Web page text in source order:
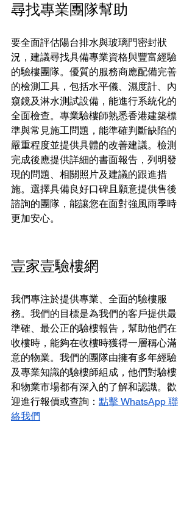
尋找專業團隊幫助
要全面評估陽台排水與玻璃門密封狀
況，建議尋找具備專業資格與豐富經驗
的驗樓團隊。優質的服務商應配備完善
的檢測工具，包括水平儀、濕度計、內
窺鏡及淋水測試設備，能進行系統化的
全面檢查。專業驗樓師熟悉香港建築標
準與常見施工問題，能準確判斷缺陷的
嚴重程度並提供具體的改善建議。檢測
完成後應提供詳細的書面報告，列明發
現的問題、相關照片及建議的跟進措
施。選擇具備良好口碑且願意提供售後
諮詢的團隊，能讓您在面對強風雨季時
更加安心。
壹家壹驗樓網
我們專注於提供專業、全面的驗樓服
務。我們的目標是為我們的客戶提供最
準確、最公正的驗樓報告，幫助他們在
收樓時，能夠在收樓時獲得一層稱心滿
意的物業。我們的團隊由擁有多年經驗
及專業知識的驗樓師組成，他們對驗樓
和物業市場都有深入的了解和認識。歡
迎進行報價或查詢： 點擊 WhatsApp 聯
絡我們